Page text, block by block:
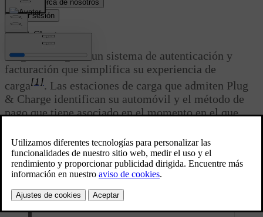
Iniciar sesión
Actualizado 10/04/2026
Plug & Charge
Plug & Charge es un sistema de autenticación y
facturación que simplifica su experiencia de
carga[1]. Las estaciones de carga que admiten Plug
& Charge identifican su automóvil y el método de
pago que tiene asociado en el momento en el que
que la carga se inicie automáticamente sin necesidad
de tarjetas adicionales, aplicaciones ni otros
métodos de autenticación.